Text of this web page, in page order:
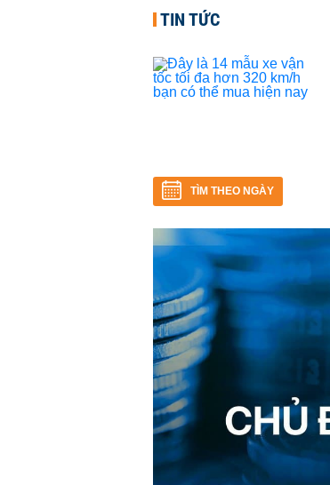
TIN TỨC
TÌM THEO NGÀY